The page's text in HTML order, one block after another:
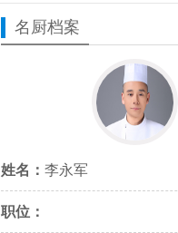
名厨档案
姓名： 李永军
职位：